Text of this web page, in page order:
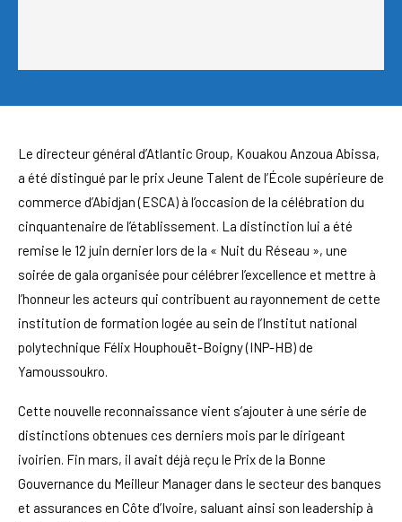
Le directeur général d’Atlantic Group, Kouakou Anzoua Abissa,
a été distingué par le prix Jeune Talent de l’École supérieure de
commerce d’Abidjan (ESCA) à l’occasion de la célébration du
cinquantenaire de l’établissement. La distinction lui a été
remise le 12 juin dernier lors de la « Nuit du Réseau », une
soirée de gala organisée pour célébrer l’excellence et mettre à
l’honneur les acteurs qui contribuent au rayonnement de cette
institution de formation logée au sein de l’Institut national
polytechnique Félix Houphouët-Boigny (INP-HB) de
Yamoussoukro.
Cette nouvelle reconnaissance vient s’ajouter à une série de
distinctions obtenues ces derniers mois par le dirigeant
ivoirien. Fin mars, il avait déjà reçu le Prix de la Bonne
Gouvernance du Meilleur Manager dans le secteur des banques
et assurances en Côte d’Ivoire, saluant ainsi son leadership à